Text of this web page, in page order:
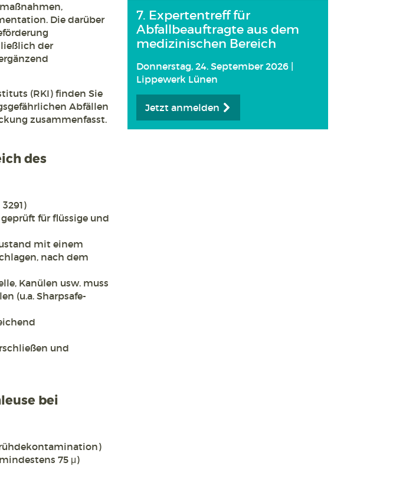
Die darüber
der
(RKI) finden Sie
Abfällen
zusammenfasst.
des
geprüft für flüssige und
mit einem
nach dem
Kanülen usw. muss
(u.a. Sharpsafe-
und
bei
75 μ)
7. Expertentreff für
Abfallbeauftragte aus dem
medizinischen Bereich
Donnerstag, 24. September 2026 |
Lippewerk Lünen
Jetzt anmelden